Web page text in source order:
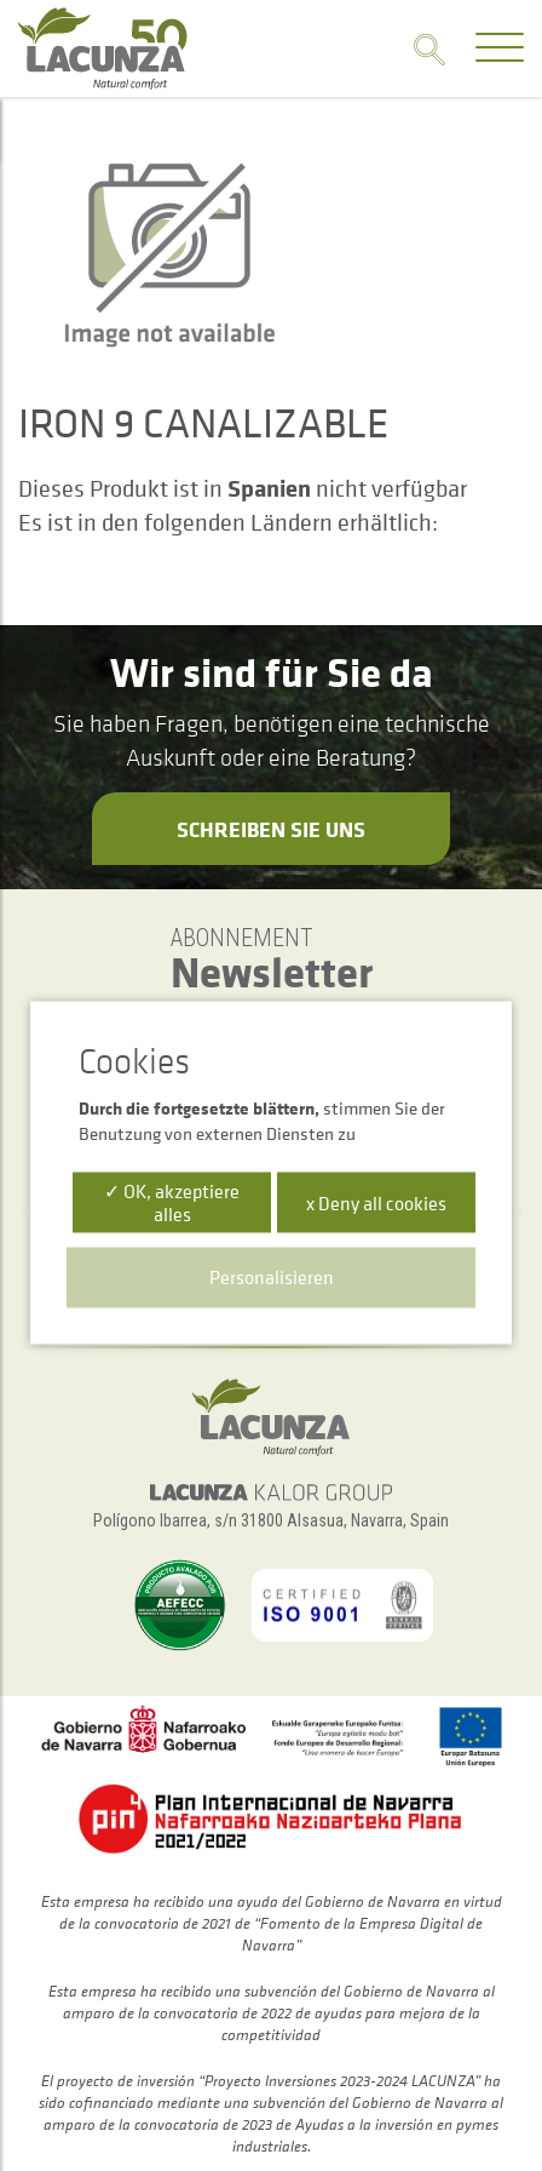
IRON 9 CANALIZABLE
Dieses Produkt ist in Spanien nicht verfügbar
Es ist in den folgenden Ländern erhältlich:
Wir sind für Sie da
Sie haben Fragen, benötigen eine technische
Auskunft oder eine Beratung?
SCHREIBEN SIE UNS
ABONNEMENT
Newsletter
+34 948 563 511
Polígono Ibarrea, s/n 31800 Alsasua, Navarra, Spain
Esta empresa ha recibido una ayuda del Gobierno de Navarra en virtud
de la convocatoria de 2021 de “Fomento de la Empresa Digital de
Navarra”
Esta empresa ha recibido una subvención del Gobierno de Navarra al
amparo de la convocatoria de 2022 de ayudas para mejora de la
competitividad
El proyecto de inversión “Proyecto Inversiones 2023-2024 LACUNZA” ha
sido cofinanciado mediante una subvención del Gobierno de Navarra al
amparo de la convocatoria de 2023 de Ayudas a la inversión en pymes
industriales.
Durch die fortgesetzte blättern, stimmen Sie der
Benutzung von externen Diensten zu
✓ OK, akzeptiere
alles
x Deny all cookies
Personalisieren